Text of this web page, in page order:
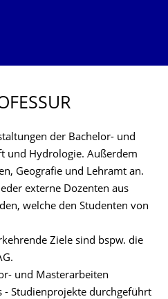
der Bachelor- und
und Hydrologie. Außerdem
Geografie und Lehramt an.
externe Dozenten aus
welche den Studenten von
Ziele sind bspw. die
und Masterarbeiten
- Studienprojekte durchgeführt